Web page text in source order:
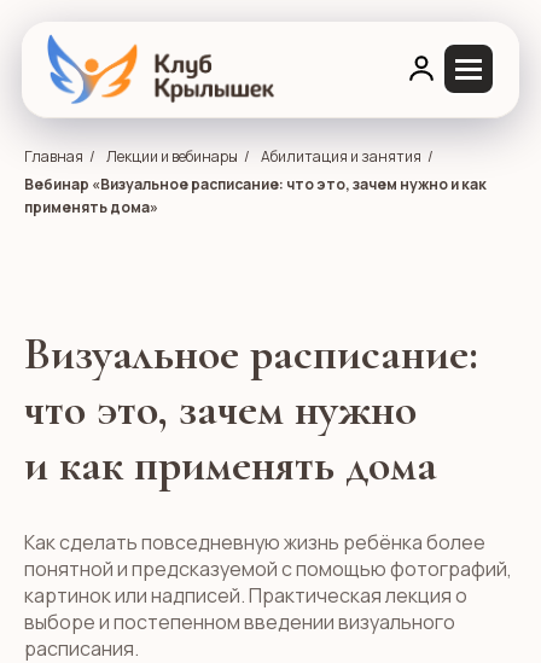
Главная / Лекции и вебинары / Абилитация и занятия /
Вебинар «Визуальное расписание: что это, зачем нужно и как
применять дома»
Визуальное расписание:
что это, зачем нужно
и как применять дома
Как сделать повседневную жизнь ребёнка более
понятной и предсказуемой с помощью фотографий,
картинок или надписей. Практическая лекция о
выборе и постепенном введении визуального
расписания.